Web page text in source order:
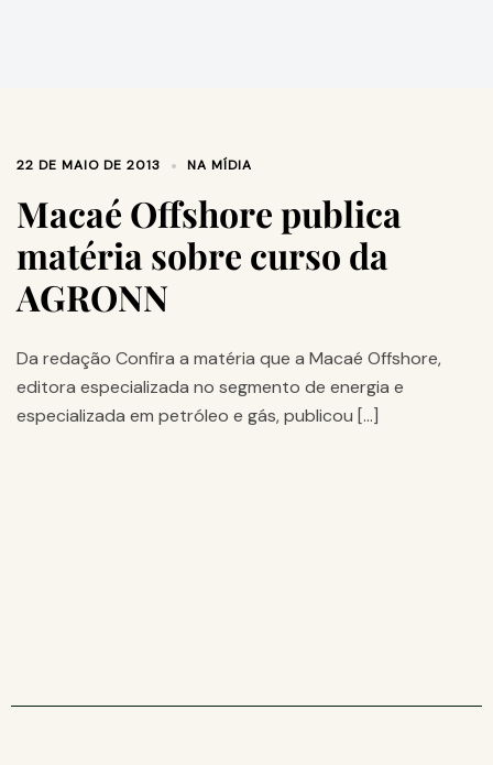
22 DE MAIO DE 2013 NA MÍDIA
Macaé Offshore publica
matéria sobre curso da
AGRONN
Da redação Confira a matéria que a Macaé Offshore,
editora especializada no segmento de energia e
especializada em petróleo e gás, publicou […]